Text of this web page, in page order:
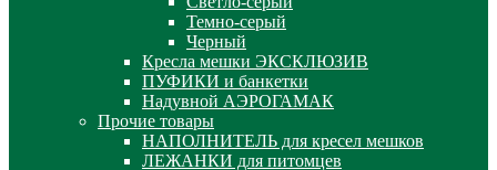
Темно-серый
Черный
Кресла мешки ЭКСКЛЮЗИВ
ПУФИКИ и банкетки
Надувной АЭРОГАМАК
Прочие товары
НАПОЛНИТЕЛЬ для кресел мешков
ЛЕЖАНКИ для питомцев